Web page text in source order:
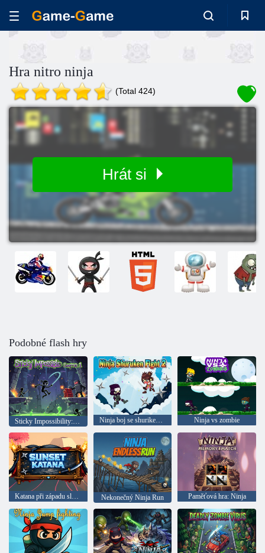
Hra nitro ninja
(Total 424)
Hrát si
Podobné flash hry
Sticky Impossibility: Kapitola 1 Ninja boj se shurikeny 2 Ninja vs zombie
Katana při západu slunce Nekonečný Ninja Run Paměťová hra: Ninja